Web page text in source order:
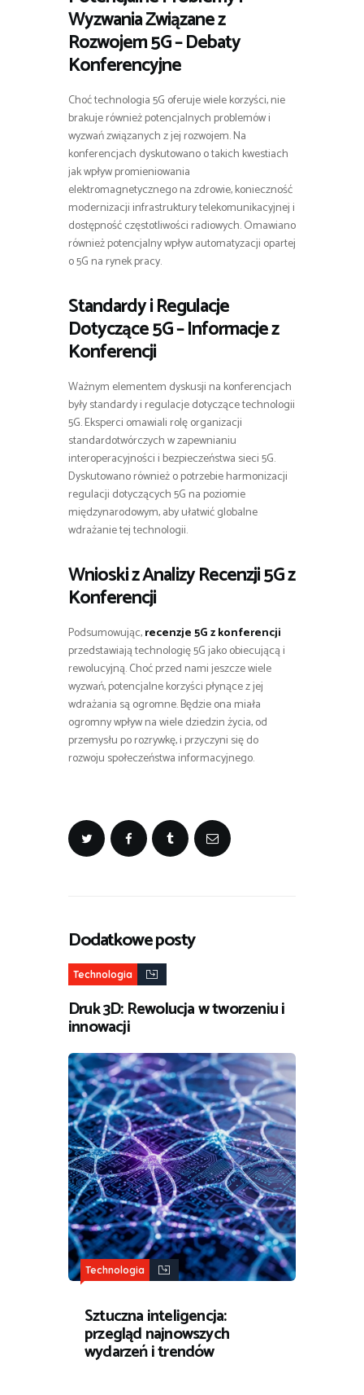
Wyzwania Związane z
Rozwojem 5G – Debaty
Konferencyjne
Choć technologia 5G oferuje wiele korzyści, nie
brakuje również potencjalnych problemów i
wyzwań związanych z jej rozwojem. Na
konferencjach dyskutowano o takich kwestiach
jak wpływ promieniowania
elektromagnetycznego na zdrowie, konieczność
modernizacji infrastruktury telekomunikacyjnej i
dostępność częstotliwości radiowych. Omawiano
również potencjalny wpływ automatyzacji opartej
o 5G na rynek pracy.
Standardy i Regulacje
Dotyczące 5G – Informacje z
Konferencji
Ważnym elementem dyskusji na konferencjach
były standardy i regulacje dotyczące technologii
5G. Eksperci omawiali rolę organizacji
standardotwórczych w zapewnianiu
interoperacyjności i bezpieczeństwa sieci 5G.
Dyskutowano również o potrzebie harmonizacji
regulacji dotyczących 5G na poziomie
międzynarodowym, aby ułatwić globalne
wdrażanie tej technologii.
Wnioski z Analizy Recenzji 5G z
Konferencji
Podsumowując,recenzje 5G z konferencji
przedstawiają technologię 5G jako obiecującą i
rewolucyjną. Choć przed nami jeszcze wiele
wyzwań, potencjalne korzyści płynące z jej
wdrażania są ogromne. Będzie ona miała
ogromny wpływ na wiele dziedzin życia, od
przemysłu po rozrywkę, i przyczyni się do
rozwoju społeczeństwa informacyjnego.
Dodatkowe posty
Technologia
Druk 3D: Rewolucja w tworzeniu i
innowacji
Technologia
Sztuczna inteligencja:
przegląd najnowszych
wydarzeń i trendów